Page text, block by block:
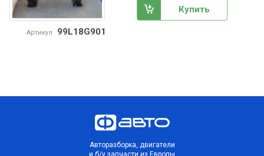
Артикул 99L18G901
Купить
Авторазборка, двигатели
и б/у запчасти из Европы